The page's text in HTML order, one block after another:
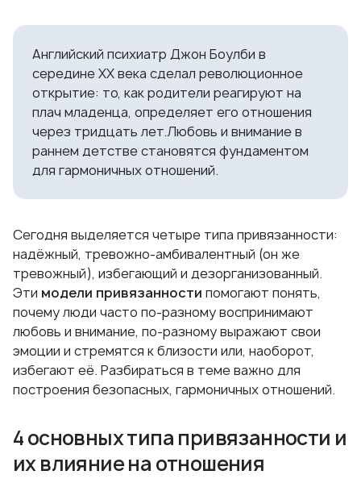
Английский психиатр Джон Боулби в
середине XX века сделал революционное
открытие: то, как родители реагируют на
плач младенца, определяет его отношения
через тридцать лет.Любовь и внимание в
раннем детстве становятся фундаментом
для гармоничных отношений.
Сегодня выделяется четыре типа привязанности:
надёжный, тревожно‑амбивалентный (он же
тревожный), избегающий и дезорганизованный.
Эти модели привязанности помогают понять,
почему люди часто по‑разному воспринимают
любовь и внимание, по‑разному выражают свои
эмоции и стремятся к близости или, наоборот,
избегают её. Разбираться в теме важно для
построения безопасных, гармоничных отношений.
4 основных типа привязанности и
их влияние на отношения